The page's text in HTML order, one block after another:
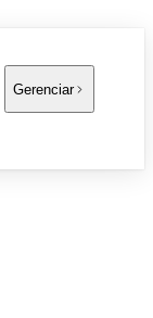
Gerenciar